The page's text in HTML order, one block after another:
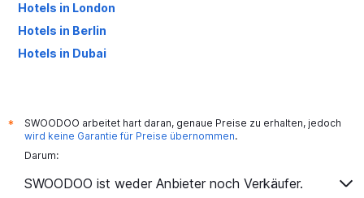
Hotels in London
Hotels in Berlin
Hotels in Dubai
*
SWOODOO arbeitet hart daran, genaue Preise zu erhalten, jedoch
wird keine Garantie für Preise übernommen.
Darum:
SWOODOO ist weder Anbieter noch Verkäufer.